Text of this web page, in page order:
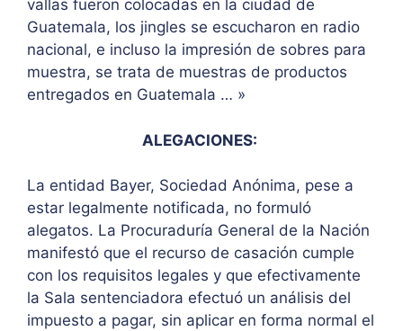
vallas fueron colocadas en la ciudad de
Guatemala, los jingles se escucharon en radio
nacional, e incluso la impresión de sobres para
muestra, se trata de muestras de productos
entregados en Guatemala … »
ALEGACIONES:
La entidad Bayer, Sociedad Anónima, pese a
estar legalmente notificada, no formuló
alegatos. La Procuraduría General de la Nación
manifestó que el recurso de casación cumple
con los requisitos legales y que efectivamente
la Sala sentenciadora efectuó un análisis del
impuesto a pagar, sin aplicar en forma normal el